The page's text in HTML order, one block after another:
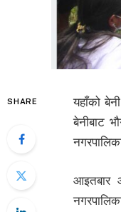
SHARE
यहाँको
बेनीबाट
आइतबार